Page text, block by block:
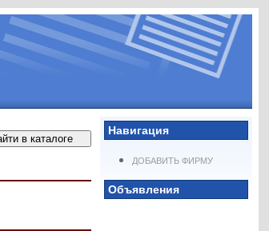
Навигация
ДОБАВИТЬ ФИРМУ
Объявления